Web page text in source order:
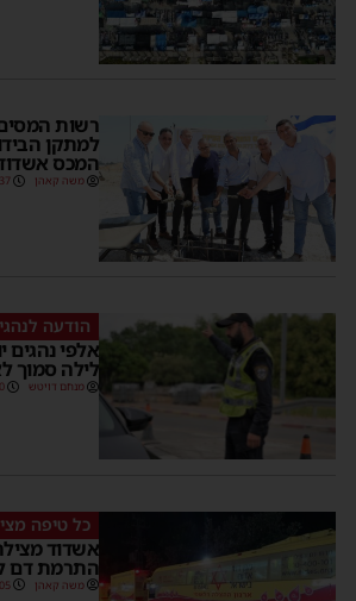
רשות
למתקן
המכס
משה קאהן
הודעה
אלפי נהגים
לילה סמוך
מנחם דויטש
כל טיפה
אשדוד
התרמת דם
משה קאהן